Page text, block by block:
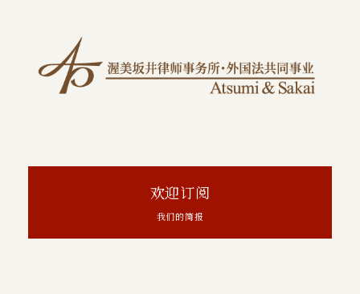
欢迎订阅
我们的简报